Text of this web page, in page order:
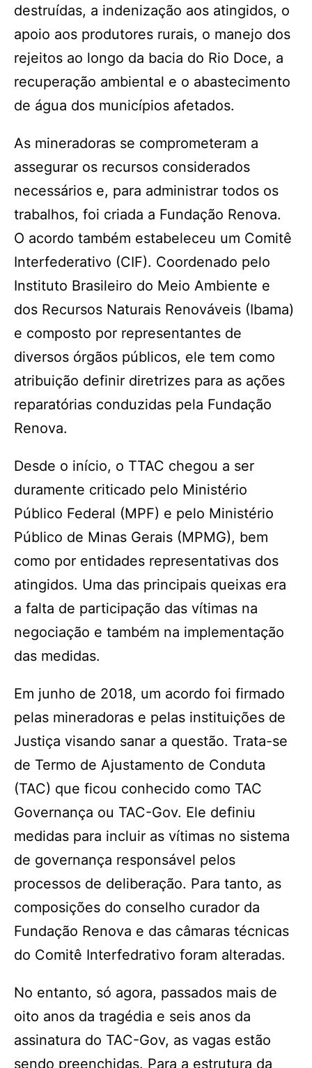
destruídas, a indenização aos atingidos, o
apoio aos produtores rurais, o manejo dos
rejeitos ao longo da bacia do Rio Doce, a
recuperação ambiental e o abastecimento
de água dos municípios afetados.
As mineradoras se comprometeram a
assegurar os recursos considerados
necessários e, para administrar todos os
trabalhos, foi criada a Fundação Renova.
O acordo também estabeleceu um Comitê
Interfederativo (CIF). Coordenado pelo
Instituto Brasileiro do Meio Ambiente e
dos Recursos Naturais Renováveis (Ibama)
e composto por representantes de
diversos órgãos públicos, ele tem como
atribuição definir diretrizes para as ações
reparatórias conduzidas pela Fundação
Renova.
Desde o início, o TTAC chegou a ser
duramente criticado pelo Ministério
Público Federal (MPF) e pelo Ministério
Público de Minas Gerais (MPMG), bem
como por entidades representativas dos
atingidos. Uma das principais queixas era
a falta de participação das vítimas na
negociação e também na implementação
das medidas.
Em junho de 2018, um acordo foi firmado
pelas mineradoras e pelas instituições de
Justiça visando sanar a questão. Trata-se
de Termo de Ajustamento de Conduta
(TAC) que ficou conhecido como TAC
Governança ou TAC-Gov. Ele definiu
medidas para incluir as vítimas no sistema
de governança responsável pelos
processos de deliberação. Para tanto, as
composições do conselho curador da
Fundação Renova e das câmaras técnicas
do Comitê Interfedrativo foram alteradas.
No entanto, só agora, passados mais de
oito anos da tragédia e seis anos da
assinatura do TAC-Gov, as vagas estão
sendo preenchidas. Para a estrutura da